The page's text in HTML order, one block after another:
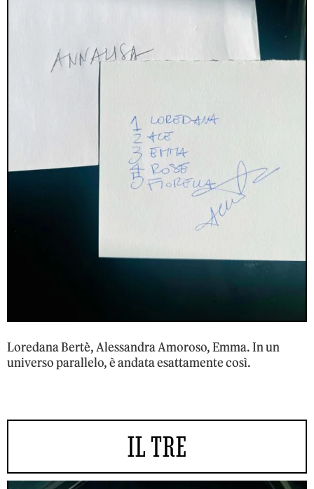
Loredana Bertè, Alessandra Amoroso, Emma. In un
universo parallelo, è andata esattamente così.
IL TRE